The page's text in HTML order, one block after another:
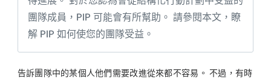
團隊成員，PIP 可能會有所幫助。 請參閱本文，瞭
解 PIP 如何使您的團隊受益。
告訴團隊中的某個人他們需要改進從來都不容易。 不過，有時